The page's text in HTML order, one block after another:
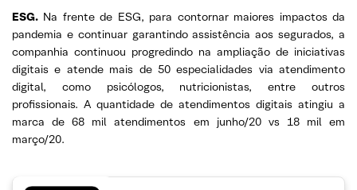
ESG. Na frente de ESG, para contornar maiores impactos da
pandemia e continuar garantindo assistência aos segurados, a
companhia continuou progredindo na ampliação de iniciativas
digitais e atende mais de 50 especialidades via atendimento
digital, como psicólogos, nutricionistas, entre outros
profissionais. A quantidade de atendimentos digitais atingiu a
marca de 68 mil atendimentos em junho/20 vs 18 mil em
março/20.